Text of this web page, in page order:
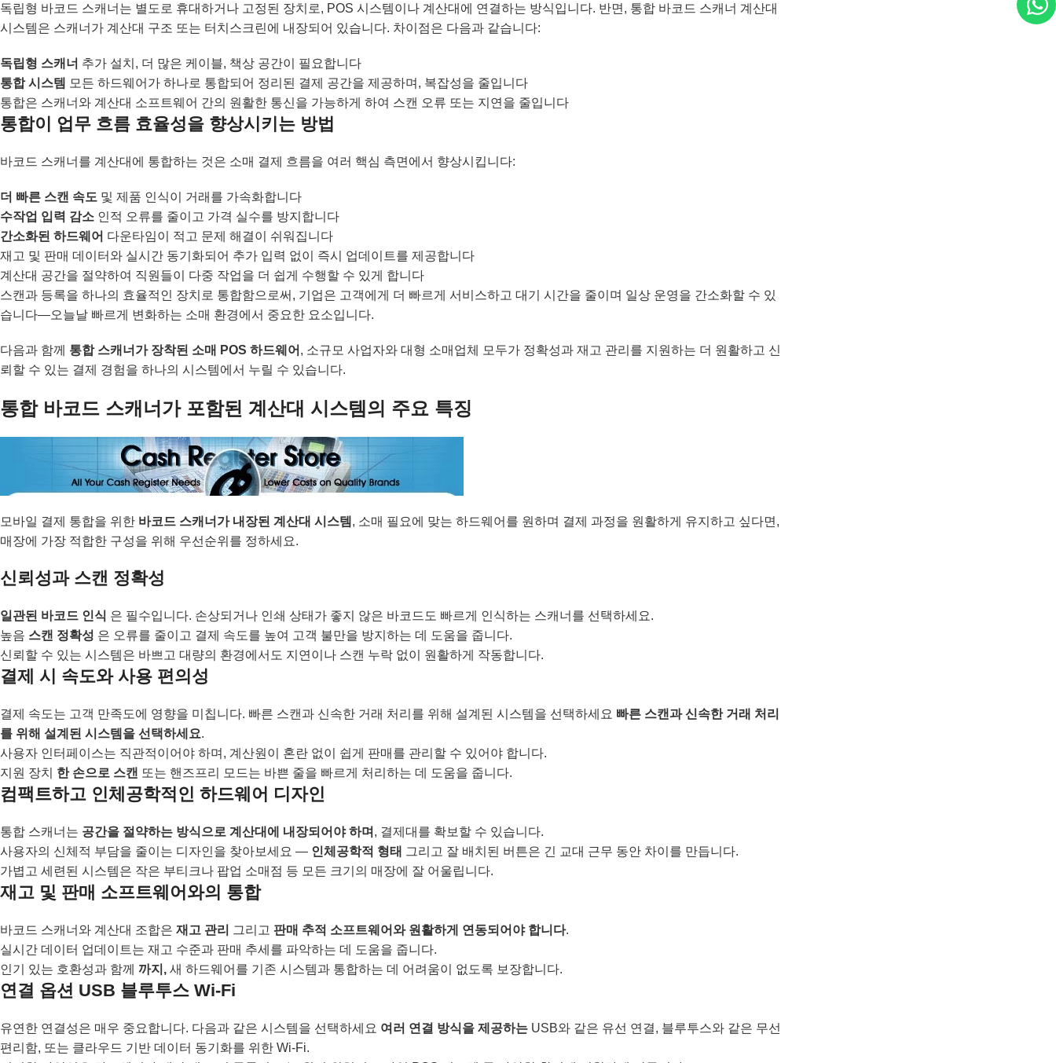
독립형 바코드 스캐너는 별도로 휴대하거나 고정된 장치로, POS 시스템이나 계산대에 연결하는 방식입니다. 반면, 통합 바코드 스캐너 계산대
시스템은 스캐너가 계산대 구조 또는 터치스크린에 내장되어 있습니다. 차이점은 다음과 같습니다:
독립형 스캐너 추가 설치, 더 많은 케이블, 책상 공간이 필요합니다
통합 시스템 모든 하드웨어가 하나로 통합되어 정리된 결제 공간을 제공하며, 복잡성을 줄입니다
통합은 스캐너와 계산대 소프트웨어 간의 원활한 통신을 가능하게 하여 스캔 오류 또는 지연을 줄입니다
통합이 업무 흐름 효율성을 향상시키는 방법
바코드 스캐너를 계산대에 통합하는 것은 소매 결제 흐름을 여러 핵심 측면에서 향상시킵니다:
더 빠른 스캔 속도 및 제품 인식이 거래를 가속화합니다
수작업 입력 감소 인적 오류를 줄이고 가격 실수를 방지합니다
간소화된 하드웨어 다운타임이 적고 문제 해결이 쉬워집니다
재고 및 판매 데이터와 실시간 동기화되어 추가 입력 없이 즉시 업데이트를 제공합니다
계산대 공간을 절약하여 직원들이 다중 작업을 더 쉽게 수행할 수 있게 합니다
스캔과 등록을 하나의 효율적인 장치로 통합함으로써, 기업은 고객에게 더 빠르게 서비스하고 대기 시간을 줄이며 일상 운영을 간소화할 수 있
습니다—오늘날 빠르게 변화하는 소매 환경에서 중요한 요소입니다.
다음과 함께 통합 스캐너가 장착된 소매 POS 하드웨어 , 소규모 사업자와 대형 소매업체 모두가 정확성과 재고 관리를 지원하는 더 원활하고 신
뢰할 수 있는 결제 경험을 하나의 시스템에서 누릴 수 있습니다.
통합 바코드 스캐너가 포함된 계산대 시스템의 주요 특징
모바일 결제 통합을 위한 바코드 스캐너가 내장된 계산대 시스템 , 소매 필요에 맞는 하드웨어를 원하며 결제 과정을 원활하게 유지하고 싶다면,
매장에 가장 적합한 구성을 위해 우선순위를 정하세요.
신뢰성과 스캔 정확성
일관된 바코드 인식 은 필수입니다. 손상되거나 인쇄 상태가 좋지 않은 바코드도 빠르게 인식하는 스캐너를 선택하세요.
높음 스캔 정확성 은 오류를 줄이고 결제 속도를 높여 고객 불만을 방지하는 데 도움을 줍니다.
신뢰할 수 있는 시스템은 바쁘고 대량의 환경에서도 지연이나 스캔 누락 없이 원활하게 작동합니다.
결제 시 속도와 사용 편의성
결제 속도는 고객 만족도에 영향을 미칩니다. 빠른 스캔과 신속한 거래 처리를 위해 설계된 시스템을 선택하세요 빠른 스캔과 신속한 거래 처리
를 위해 설계된 시스템을 선택하세요.
사용자 인터페이스는 직관적이어야 하며, 계산원이 혼란 없이 쉽게 판매를 관리할 수 있어야 합니다.
지원 장치 한 손으로 스캔 또는 핸즈프리 모드는 바쁜 줄을 빠르게 처리하는 데 도움을 줍니다.
컴팩트하고 인체공학적인 하드웨어 디자인
통합 스캐너는 공간을 절약하는 방식으로 계산대에 내장되어야 하며 , 결제대를 확보할 수 있습니다.
사용자의 신체적 부담을 줄이는 디자인을 찾아보세요 — 인체공학적 형태 그리고 잘 배치된 버튼은 긴 교대 근무 동안 차이를 만듭니다.
가볍고 세련된 시스템은 작은 부티크나 팝업 소매점 등 모든 크기의 매장에 잘 어울립니다.
재고 및 판매 소프트웨어와의 통합
바코드 스캐너와 계산대 조합은 재고 관리 그리고 판매 추적 소프트웨어와 원활하게 연동되어야 합니다.
실시간 데이터 업데이트는 재고 수준과 판매 추세를 파악하는 데 도움을 줍니다.
인기 있는 호환성과 함께 까지, 새 하드웨어를 기존 시스템과 통합하는 데 어려움이 없도록 보장합니다.
연결 옵션 USB 블루투스 Wi-Fi
유연한 연결성은 매우 중요합니다. 다음과 같은 시스템을 선택하세요 여러 연결 방식을 제공하는 USB와 같은 유선 연결, 블루투스와 같은 무선
편리함, 또는 클라우드 기반 데이터 동기화를 위한 Wi-Fi.